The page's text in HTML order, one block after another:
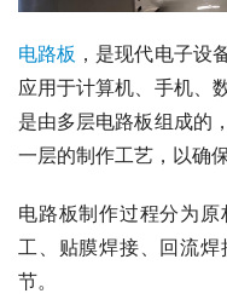
电路板 ，是现代电子设
应用于计算机、手机、
是由多层电路板组成的
一层的制作工艺，以确
电路板制作过程分为
工、贴膜焊接、回流
节。